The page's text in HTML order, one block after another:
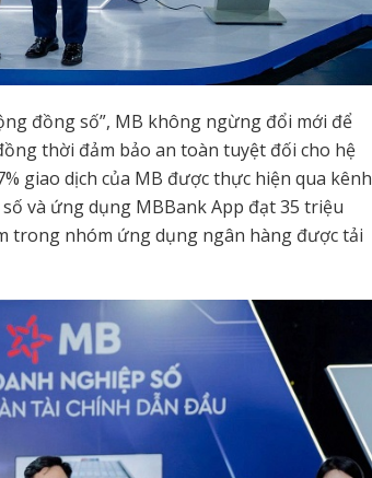
đồng số”, MB không ngừng đổi mới để
thời đảm bảo an toàn tuyệt đối cho hệ
giao dịch của MB được thực hiện qua kênh
và ứng dụng MBBank App đạt 35 triệu
trong nhóm ứng dụng ngân hàng được tải